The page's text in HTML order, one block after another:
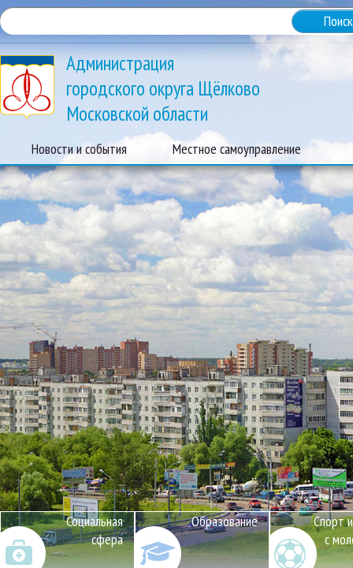
Администрация
городского округа Щёлково
Московской области
Новости и события Местное самоуправление
Социальная
сфера
Образование
Спорт
с